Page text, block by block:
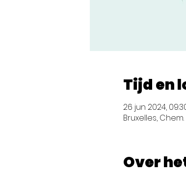
Tijd en
26 jun 2024,
Bruxelles,
Over